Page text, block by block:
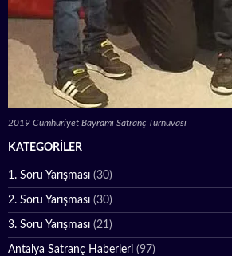
2019 Cumhuriyet Bayramı Satranç Turnuvası
KATEGORILER
1. Soru Yarışması (30)
2. Soru Yarışması (30)
3. Soru Yarışması (21)
Antalya Satranç Haberleri (97)